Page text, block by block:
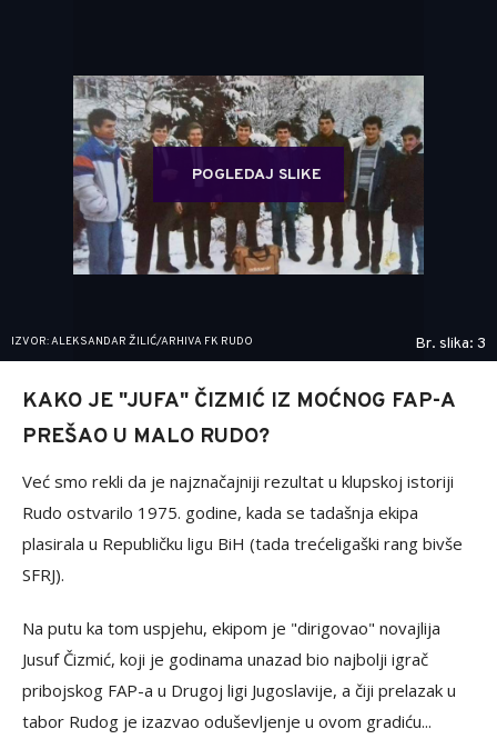
POGLEDAJ SLIKE
IZVOR: ALEKSANDAR ŽILIĆ/ARHIVA FK RUDO Br. slika: 3
KAKO JE "JUFA" ČIZMIĆ IZ MOĆNOG FAP-A
PREŠAO U MALO RUDO?
Već smo rekli da je najznačajniji rezultat u klupskoj istoriji
Rudo ostvarilo 1975. godine, kada se tadašnja ekipa
plasirala u Republičku ligu BiH (tada trećeligaški rang bivše
SFRJ).
Na putu ka tom uspjehu, ekipom je "dirigovao" novajlija
Jusuf Čizmić, koji je godinama unazad bio najbolji igrač
pribojskog FAP-a u Drugoj ligi Jugoslavije, a čiji prelazak u
tabor Rudog je izazvao oduševljenje u ovom gradiću...